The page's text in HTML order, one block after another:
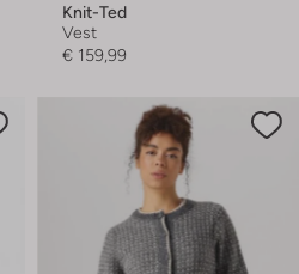
Knit-Ted
Vest
€ 159,99